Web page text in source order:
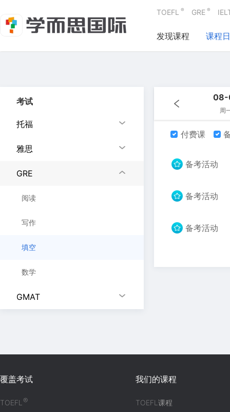
TOEFL ® GRE ®
发现课程 课程
考试
托福
雅思
GRE
阅读
写作
填空
数学
GMAT
08-
周
付费课
备考活动
备考活动
备考活动
覆盖考试
TOEFL®
我们的课程
TOEFL课程